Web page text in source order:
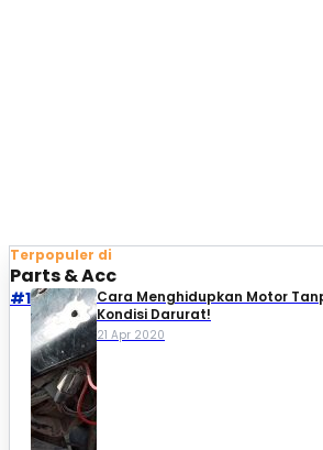
Terpopuler di
Parts & Acc
#1
Cara Menghidupkan Motor
Kondisi Darurat!
21 Apr 2020